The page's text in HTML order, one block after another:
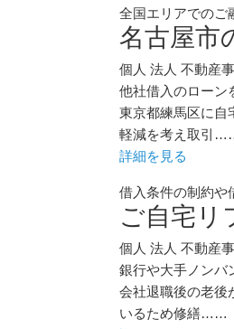
全国エリアでのご
名古屋市
個人 法人 不動産
他社借入のローン
東京都練馬区に自
軽減を考え取引
詳細を見る
借入条件の制約や
ご自宅リ
個人 法人 不動産
銀行や大手ノンバ
会社退職後の老後
いるため修繕……